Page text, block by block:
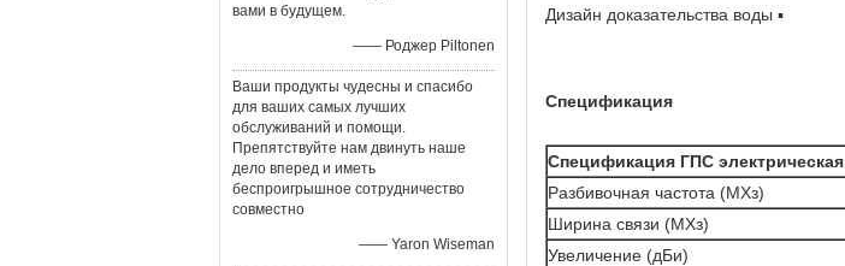
вами в будущем.
—— Роджер Piltonen
Ваши продукты чудесны и спасибо
для ваших самых лучших
обслуживаний и помощи.
Препятствуйте нам двинуть наше
дело вперед и иметь
беспроигрышное сотрудничество
совместно
—— Yaron Wiseman
Дизайн доказательства воды ▪
Спецификация
Спецификация ГПС электрическая
Разбивочная частота (МХз)
Ширина связи (МХз)
Увеличение (дБи)